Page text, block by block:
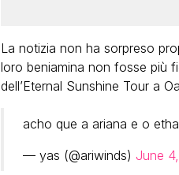
La notizia non ha sorpreso
loro beniamina non fosse più
dell’Eternal Sunshine Tour a
acho que a ariana e o
— yas (@ariwinds) June